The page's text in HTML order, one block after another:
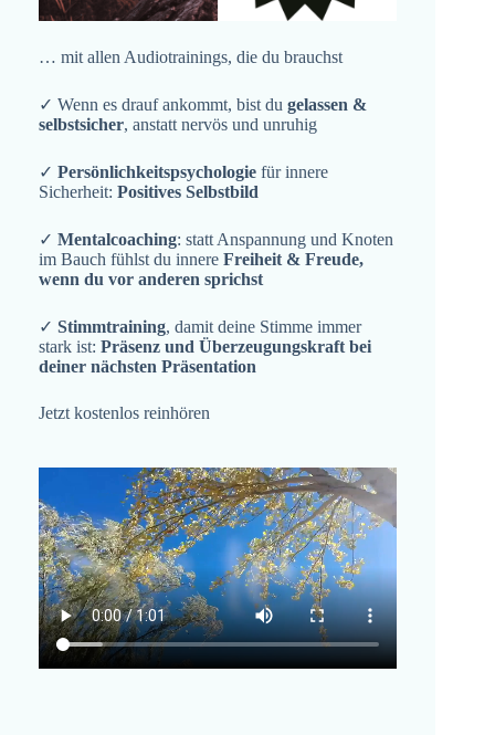
… mit allen Audiotrainings, die du brauchst
✓ Wenn es drauf ankommt, bist du gelassen &
selbstsicher, anstatt nervös und unruhig
✓ Persönlichkeitspsychologie für innere
Sicherheit: Positives Selbstbild
✓ Mentalcoaching: statt Anspannung und Knoten
im Bauch fühlst du innere Freiheit & Freude,
wenn du vor anderen sprichst
✓ Stimmtraining, damit deine Stimme immer
stark ist: Präsenz und Überzeugungskraft bei
deiner nächsten Präsentation
Jetzt kostenlos reinhören